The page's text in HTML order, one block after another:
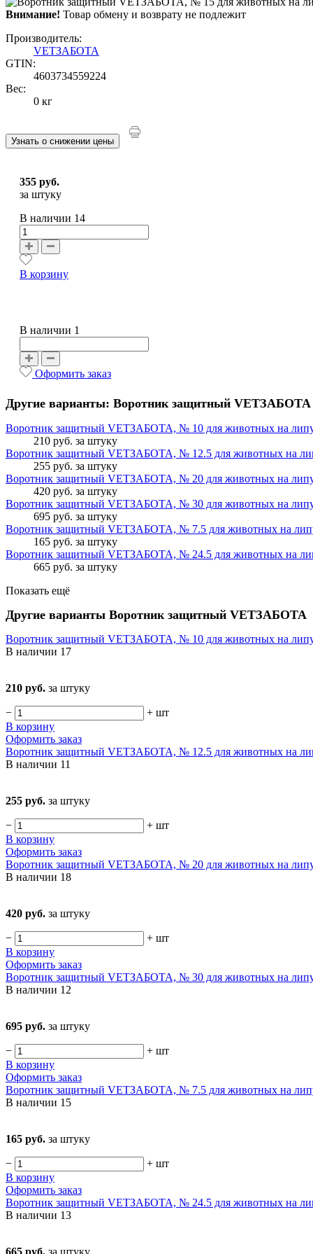
Внимание! Товар обмену и возврату не подлежит
Производитель:
VЕТЗАБОТА
GTIN:
4603734559224
Вес:
0 кг
Узнать о снижении цены
355 руб.
за штуку
В наличии 14
В корзину
В наличии 1
Оформить заказ
Другие варианты: Воротник защитный VETЗАБОТА
Воротник защитный VETЗАБОТА, № 10 для животных на
210 руб. за штуку
Воротник защитный VETЗАБОТА, № 12.5 для животных на
255 руб. за штуку
Воротник защитный VETЗАБОТА, № 20 для животных на
420 руб. за штуку
Воротник защитный VETЗАБОТА, № 30 для животных на
695 руб. за штуку
Воротник защитный VETЗАБОТА, № 7.5 для животных на
165 руб. за штуку
Воротник защитный VETЗАБОТА, № 24.5 для животных на
665 руб. за штуку
Показать ещё
Другие варианты Воротник защитный VETЗАБОТА
Воротник защитный VETЗАБОТА, № 10 для животных на
В наличии 17
210 руб. за штуку
− + шт
В корзину
Оформить заказ
Воротник защитный VETЗАБОТА, № 12.5 для животных на
В наличии 11
255 руб. за штуку
− + шт
В корзину
Оформить заказ
Воротник защитный VETЗАБОТА, № 20 для животных на
В наличии 18
420 руб. за штуку
− + шт
В корзину
Оформить заказ
Воротник защитный VETЗАБОТА, № 30 для животных на
В наличии 12
695 руб. за штуку
− + шт
В корзину
Оформить заказ
Воротник защитный VETЗАБОТА, № 7.5 для животных на
В наличии 15
165 руб. за штуку
− + шт
В корзину
Оформить заказ
Воротник защитный VETЗАБОТА, № 24.5 для животных на
В наличии 13